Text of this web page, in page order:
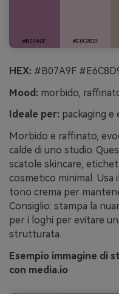
HEX: #B07A9F
Mood: morbido,
Ideale per: packaging
Morbido e raffinato,
calde di uno studio.
scatole skincare,
cosmetico minimal. Usa
tono crema per
Consiglio: stampa la
per i loghi per evitare
strutturata.
Esempio immagine di
con media.io